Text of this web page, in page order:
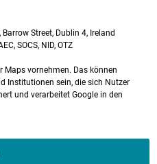
und beleuchten
Ihres PV
möglich sind. Informieren
sind und
folgende Themen:
aktuelle behördliche
Street, Dublin 4, Ireland
SOCS, NID, OTZ
Maps vornehmen. Das können
Institutionen sein, die sich Nutzer
und verarbeitet Google in den